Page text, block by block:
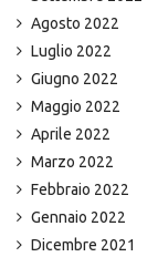
Agosto 2022
Luglio 2022
Giugno 2022
Maggio 2022
Aprile 2022
Marzo 2022
Febbraio 2022
Gennaio 2022
Dicembre 2021